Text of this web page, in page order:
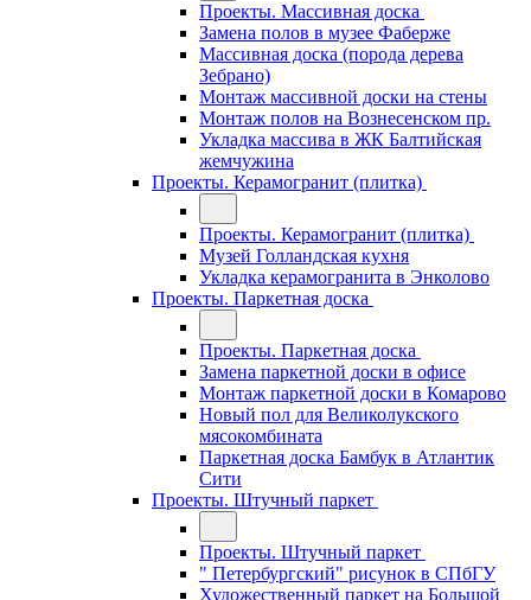
Проекты. Массивная доска
Замена полов в музее Фаберже
Массивная доска (порода дерева
Зебрано)
Монтаж массивной доски на стены
Монтаж полов на Вознесенском пр.
Укладка массива в ЖК Балтийская
жемчужина
Проекты. Керамогранит (плитка)
Проекты. Керамогранит (плитка)
Музей Голландская кухня
Укладка керамогранита в Энколово
Проекты. Паркетная доска
Проекты. Паркетная доска
Замена паркетной доски в офисе
Монтаж паркетной доски в Комарово
Новый пол для Великолукского
мясокомбината
Паркетная доска Бамбук в Атлантик
Сити
Проекты. Штучный паркет
Проекты. Штучный паркет
" Петербургский" рисунок в СПбГУ
Художественный паркет на Большой